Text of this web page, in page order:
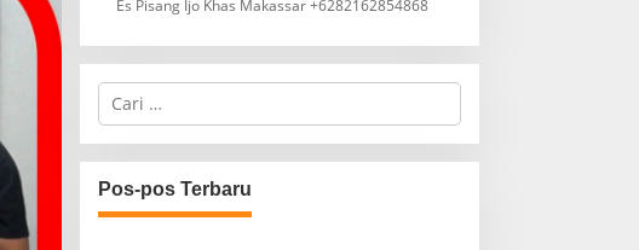
Es Pisang Ijo Khas Makassar +6282162854868
C
i
u
n
t
Pos-pos Terbaru